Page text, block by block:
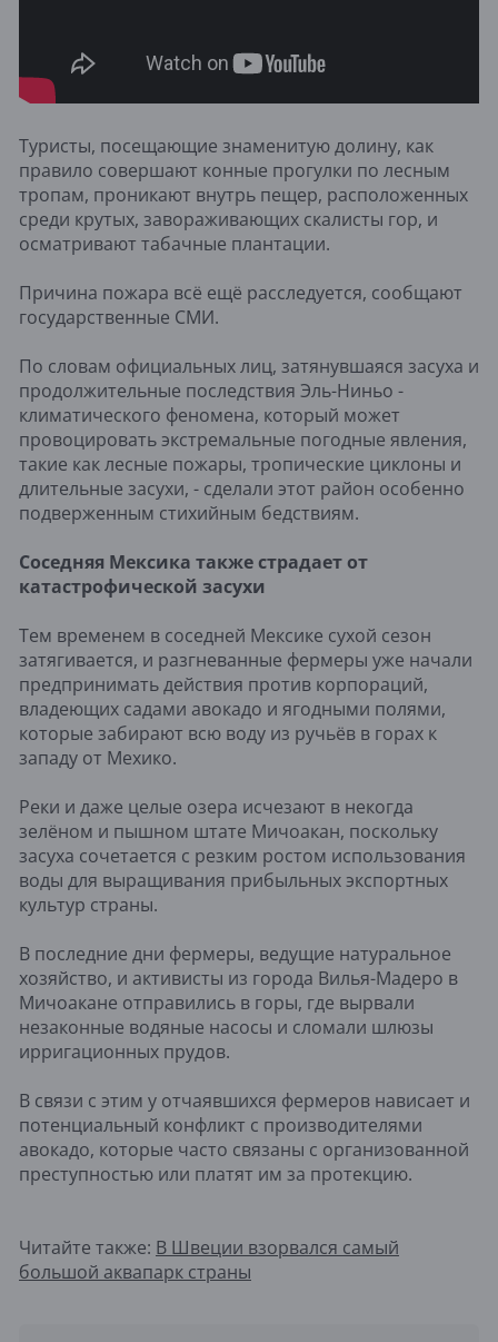
Туристы, посещающие знаменитую долину, как
правило совершают конные прогулки по лесным
тропам, проникают внутрь пещер, расположенных
среди крутых, завораживающих скалисты гор, и
осматривают табачные плантации.
Причина пожара всё ещё расследуется, сообщают
государственные СМИ.
По словам официальных лиц, затянувшаяся засуха и
продолжительные последствия Эль-Ниньо -
климатического феномена, который может
провоцировать экстремальные погодные явления,
такие как лесные пожары, тропические циклоны и
длительные засухи, - сделали этот район особенно
подверженным стихийным бедствиям.
Соседняя Мексика также страдает от
катастрофической засухи
Тем временем в соседней Мексике сухой сезон
затягивается, и разгневанные фермеры уже начали
предпринимать действия против корпораций,
владеющих садами авокадо и ягодными полями,
которые забирают всю воду из ручьёв в горах к
западу от Мехико.
Реки и даже целые озера исчезают в некогда
зелёном и пышном штате Мичоакан, поскольку
засуха сочетается с резким ростом использования
воды для выращивания прибыльных экспортных
культур страны.
В последние дни фермеры, ведущие натуральное
хозяйство, и активисты из города Вилья-Мадеро в
Мичоакане отправились в горы, где вырвали
незаконные водяные насосы и сломали шлюзы
ирригационных прудов.
В связи с этим у отчаявшихся фермеров нависает и
потенциальный конфликт с производителями
авокадо, которые часто связаны с организованной
преступностью или платят им за протекцию.
Читайте также: В Швеции взорвался самый
большой аквапарк страны